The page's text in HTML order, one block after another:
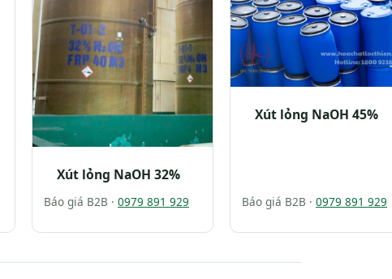
Xút lỏng NaOH 32%
Báo giá B2B · 0979 891 929
Xút lỏng NaOH 45%
Báo giá B2B · 0979 891 929